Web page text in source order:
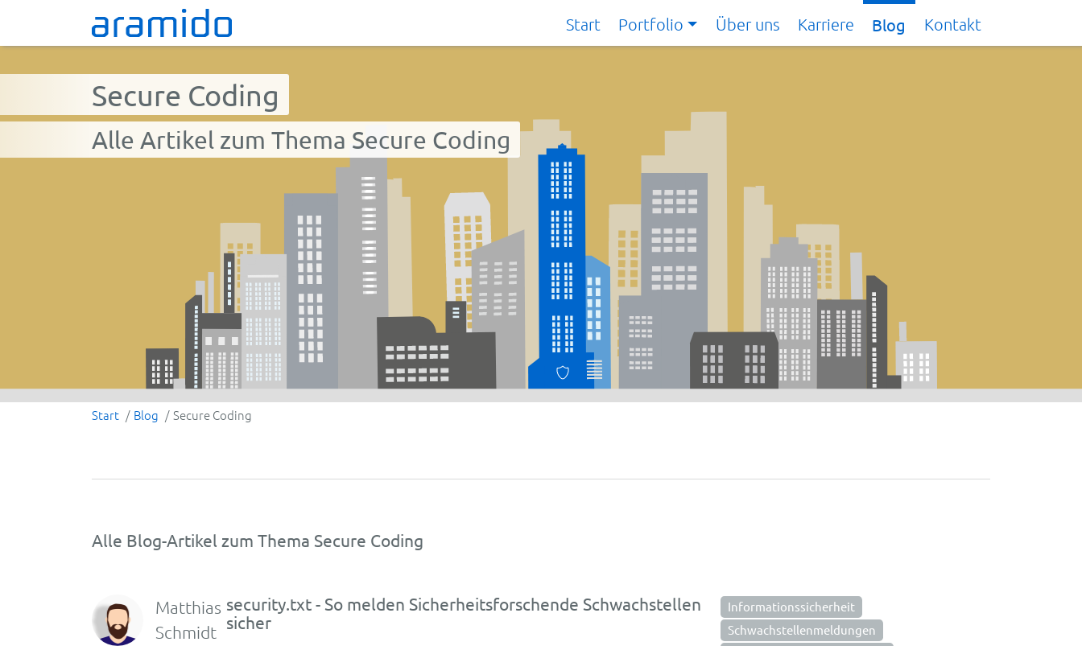
Start Portfolio Über uns Karriere Blog Kontakt
Secure Coding
Alle Artikel zum Thema Secure Coding
Start Blog Secure Coding
Alle Blog-Artikel zum Thema Secure Coding
Matthias
Schmidt
security.txt - So melden Sicherheitsforschende Schwachstellen
sicher
Informationssicherheit
Schwachstellenmeldungen